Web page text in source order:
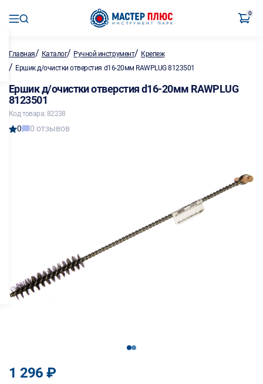
0
Главная/ Каталог/ Ручной инструмент/ Крепеж
/ Ершик д/очистки отверстия d16-20мм RAWPLUG 8123501
Ершик д/очистки отверстия d16-20мм RAWPLUG
8123501
Код товара: 82238
0 0 отзывов
12
1 296 ₽